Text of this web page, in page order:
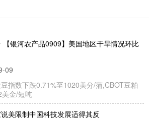
银河农产品0909】美国地区干旱情况环比
09
指数下跌0.71%至1020美分/蒲,CBOT豆粕
金/短吨
美限制中国科技发展适得其反